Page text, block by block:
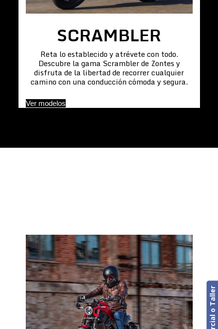
SCRAMBLER
Reta lo establecido y atrévete con todo.
Descubre la gama Scrambler de Zontes y
disfruta de la libertad de recorrer cualquier
camino con una conducción cómoda y segura.
Ver modelos